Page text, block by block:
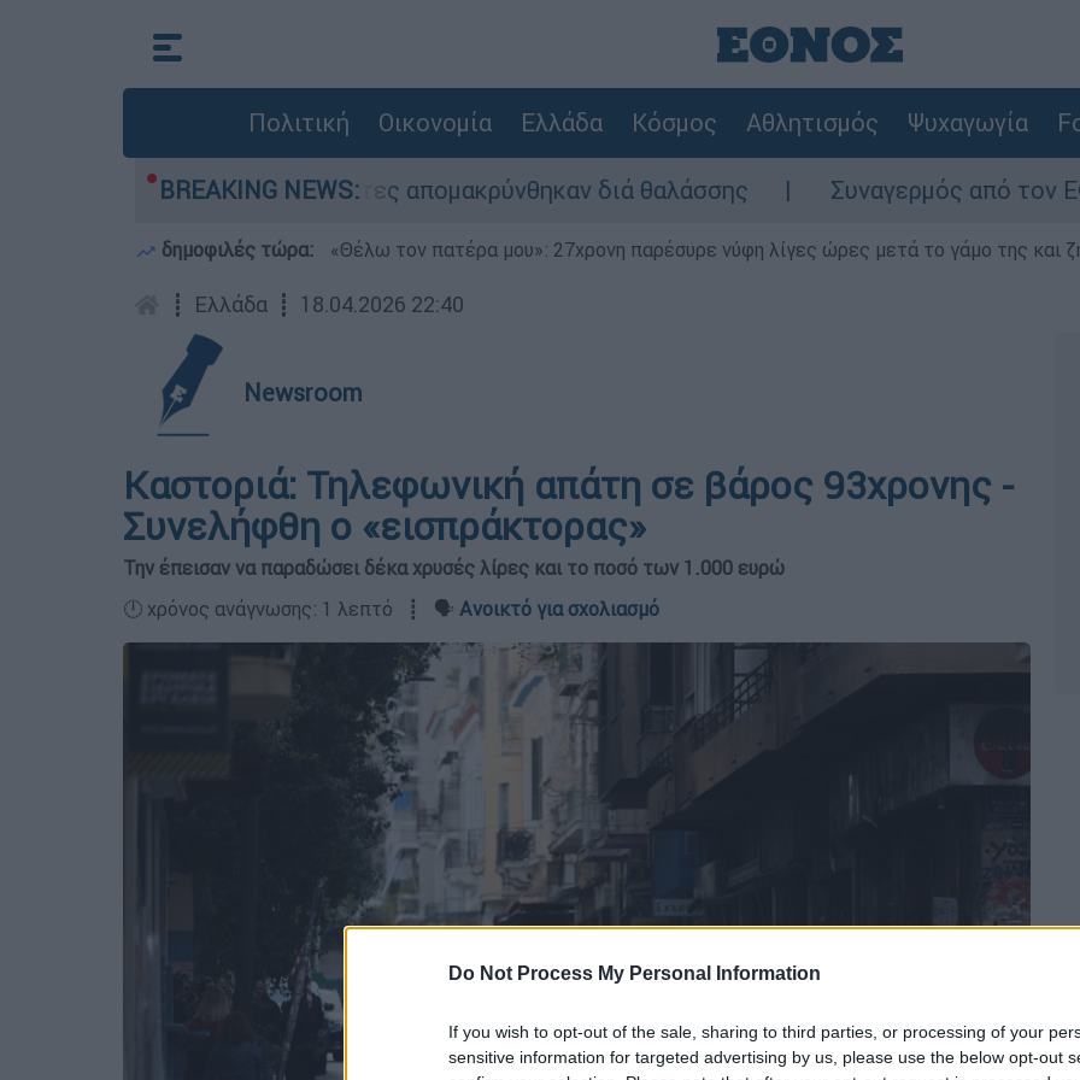
Do Not Process My Personal Information
If you wish to opt-out of the sale, sharing to third parties, or processing of your
sensitive information for targeted advertising by us, please use the below opt-out
Πολιτική Οικονομία Ελλάδα Κόσμος Αθλητισμός Ψυχαγωγία
BREAKING NEWS:
διάσωσης - 254 πολίτες απομακρύνθηκαν διά θαλάσσης Συναγερμός από τον ΕΦΕΤ:
δημοφιλές τώρα: «Θέλω τον πατέρα μου»: 27χρονη παρέσυρε νύφη λίγες ώρες μετά το γάμο της και
┋ Ελλάδα ┋ 18.04.2026 22:40
Newsroom
Καστοριά: Τηλεφωνική απάτη σε βάρος 93χρονης -
Συνελήφθη ο «εισπράκτορας»
Την έπεισαν να παραδώσει δέκα χρυσές λίρες και το ποσό των 1.000 ευρώ
🕛 χρόνος ανάγνωσης: 1 λεπτό ┋ 🗣️ Ανοικτό για σχολιασμό